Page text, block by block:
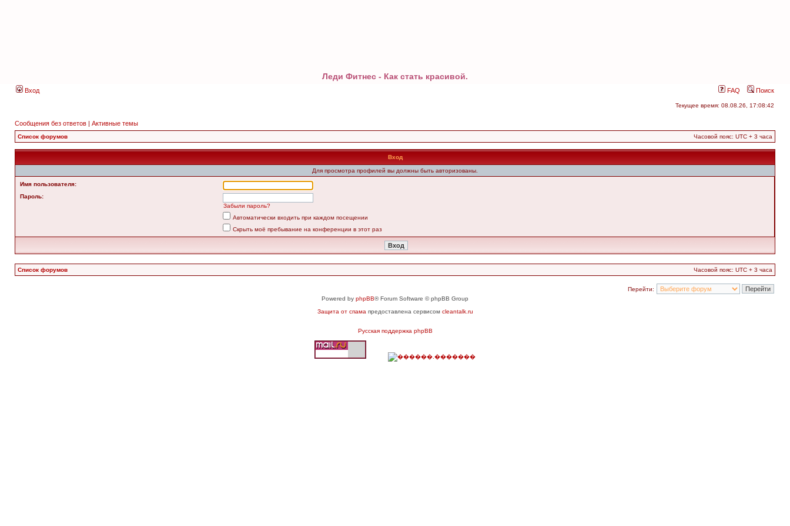
Леди Фитнес - Как стать красивой.
Вход FAQ Поиск
Текущее время: 08.08.26, 17:08:42
Сообщения без ответов | Активные темы
Список форумов Часовой пояс: UTC + 3 часа
Вход
Для просмотра профилей вы должны быть авторизованы.
Имя пользователя:
Пароль:
Забыли пароль?
Автоматически входить при каждом посещении
Скрыть моё пребывание на конференции в этот раз
Список форумов Часовой пояс: UTC + 3 часа
Перейти:
Powered by phpBB® Forum Software © phpBB Group
Защита от спама предоставлена сервисом cleantalk.ru
Русская поддержка phpBB